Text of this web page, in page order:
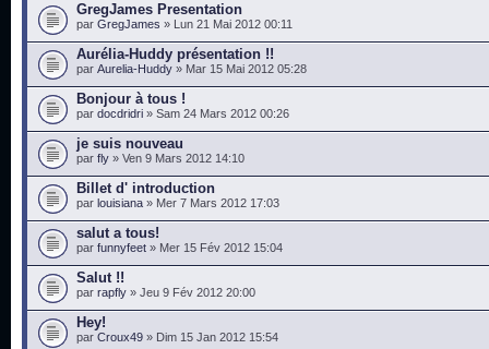
GregJames Presentation
par GregJames » Lun 21 Mai 2012 00:11
Aurélia-Huddy présentation !!
par Aurelia-Huddy » Mar 15 Mai 2012 05:28
Bonjour à tous !
par docdridri » Sam 24 Mars 2012 00:26
je suis nouveau
par fly » Ven 9 Mars 2012 14:10
Billet d' introduction
par louisiana » Mer 7 Mars 2012 17:03
salut a tous!
par funnyfeet » Mer 15 Fév 2012 15:04
Salut !!
par rapfly » Jeu 9 Fév 2012 20:00
Hey!
par Croux49 » Dim 15 Jan 2012 15:54